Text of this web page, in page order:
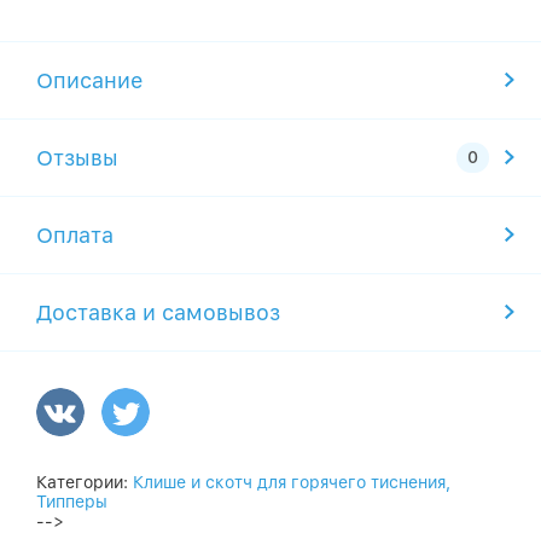
Описание
Отзывы
Оплата
Доставка и самовывоз
Категории: Клише и скотч для горячего тиснения,
Типперы
-->